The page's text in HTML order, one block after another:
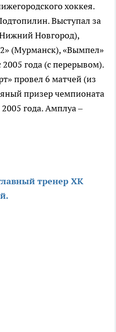
хоккея.
Выступал за
Новгород),
(Мурманск), «Вымпел»
2005 года (с перерывом).
провел 6 матчей (из
призер чемпионата
года. Амплуа –
тренер ХК